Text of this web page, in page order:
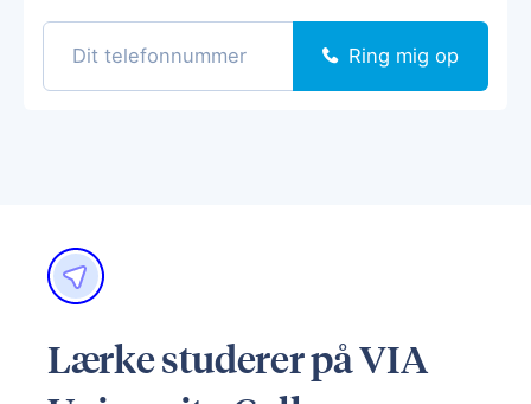
Ring mig op
Lærke studerer på VIA